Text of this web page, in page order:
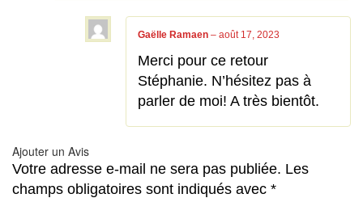
Gaëlle Ramaen – août 17, 2023
Merci pour ce retour
Stéphanie. N’hésitez pas à
parler de moi! A très bientôt.
Ajouter un Avis
Votre adresse e-mail ne sera pas publiée. Les
champs obligatoires sont indiqués avec *